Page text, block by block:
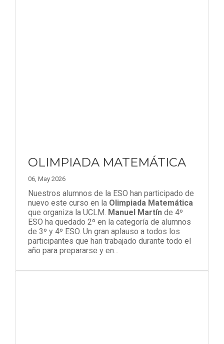
OLIMPIADA MATEMÁTICA
06, May 2026
Nuestros alumnos de la ESO han participado de
nuevo este curso en la Olimpiada Matemática
que organiza la UCLM. Manuel Martín de 4º
ESO ha quedado 2º en la categoría de alumnos
de 3º y 4º ESO. Un gran aplauso a todos los
participantes que han trabajado durante todo el
año para prepararse y en...